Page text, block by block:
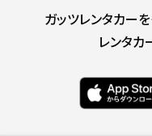
ガッツレンタカー
レンタカ